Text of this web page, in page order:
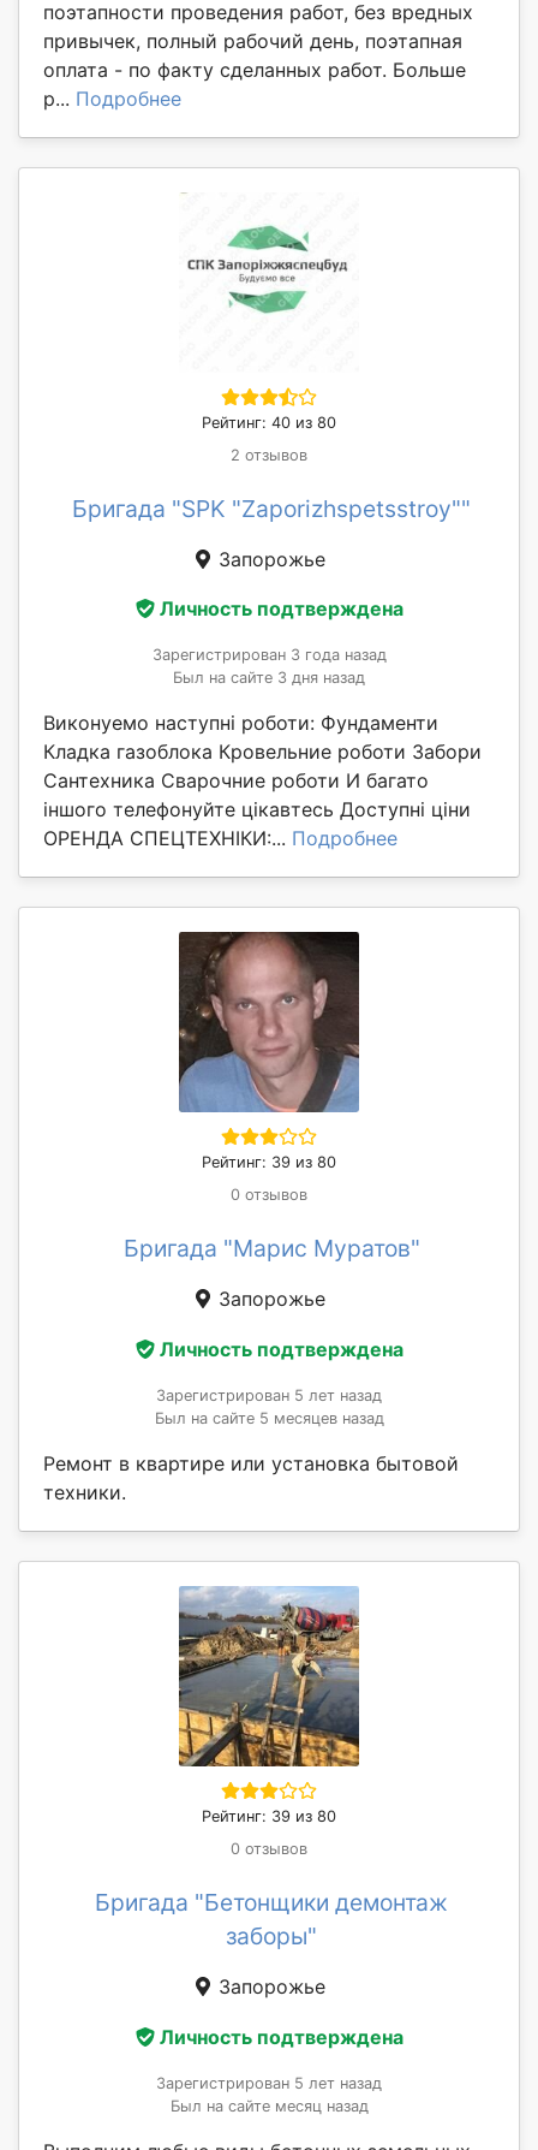
поэтапности проведения работ, без вредных
привычек, полный рабочий день, поэтапная
оплата - по факту сделанных работ. Больше
р... Подробнее
Рейтинг: 40 из 80
2 отзывов
Бригада "SPK "Zaporizhspetsstroy""
Запорожье
Личность подтверждена
Зарегистрирован 3 года назад
Был на сайте 3 дня назад
Виконуемо наступні роботи: Фундаменти
Кладка газоблока Кровельние роботи Забори
Сантехника Сварочние роботи И багато
іншого телефонуйте цікавтесь Доступні ціни
ОРЕНДА СПЕЦТЕХНІКИ:... Подробнее
Рейтинг: 39 из 80
0 отзывов
Бригада "Марис Муратов"
Запорожье
Личность подтверждена
Зарегистрирован 5 лет назад
Был на сайте 5 месяцев назад
Ремонт в квартире или установка бытовой
техники.
Рейтинг: 39 из 80
0 отзывов
Бригада "Бетонщики демонтаж
заборы"
Запорожье
Личность подтверждена
Зарегистрирован 5 лет назад
Был на сайте месяц назад